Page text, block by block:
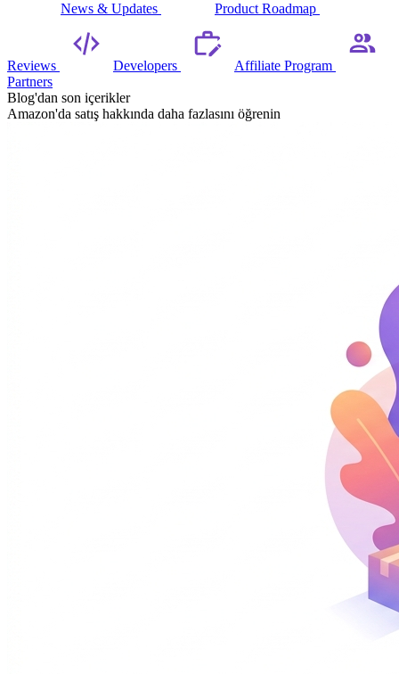
News & Updates Product Roadmap
Reviews Developers
Affiliate Program
Partners
Blog'dan son içerikler
Amazon'da satış hakkında daha fazlasını öğrenin